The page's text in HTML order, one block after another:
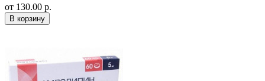
от 130.00 р.
В корзину